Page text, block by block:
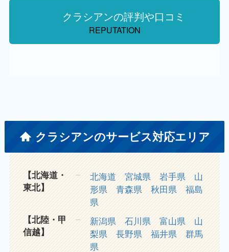
クラシアンの評判や口コミ
REPUTATION
クラシアンのサービス対応エリア
【北海道・
東北】
北海道 宮城県 岩手県
山
形県
青森県 秋田県
福島
県
【北陸・甲
信越】
新潟県 石川県 富山県
山
梨県
長野県 福井県
群馬
県